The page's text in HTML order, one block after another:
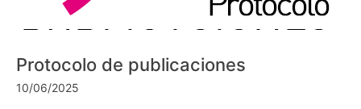
Protocolo de publicaciones
10/06/2025